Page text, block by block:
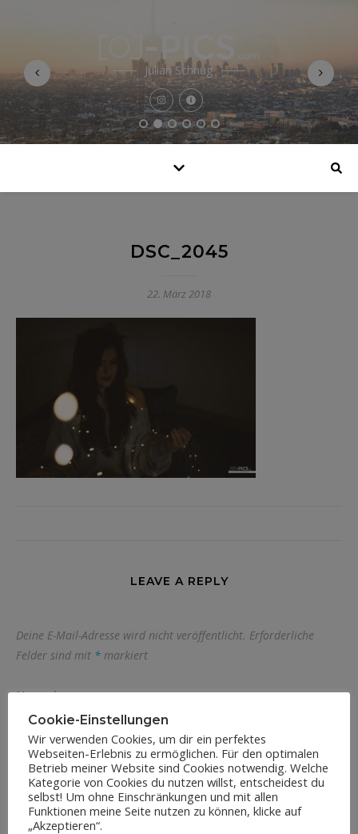
Julian Schnug
DSC_2045
22. März 2018
LEAVE A REPLY
Deine E-Mail-Adresse wird nicht veröffentlicht. Erforderliche
Felder sind mit * markiert
Name*
E-Mail-Adresse*
Cookie-Einstellungen
Wir verwenden Cookies, um dir ein perfektes
Webseiten-Erlebnis zu ermöglichen. Für den optimalen
Betrieb meiner Website sind Cookies notwendig. Welche
Kategorie von Cookies du nutzen willst, entscheidest du
selbst! Um ohne Einschränkungen und mit allen
Funktionen meine Seite nutzen zu können, klicke auf
„Akzeptieren“.